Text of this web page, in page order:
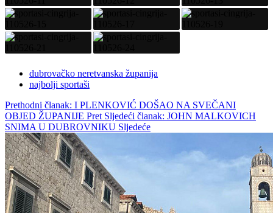
dubrovačko neretvanska županija
najbolji sportaši
Prethodni članak: I PLENKOVIĆ DOŠAO NA SVEČANI
OBJED ŽUPANIJE Pret Sljedeći članak: JOHN MALKOVICH
SNIMA U DUBROVNIKU Sljedeće